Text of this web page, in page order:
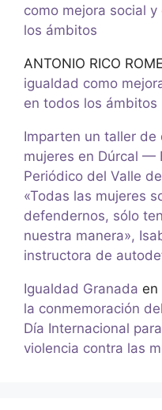
como mejora social
los ámbitos
ANTONIO RICO
igualdad como
en todos los ámbitos
Imparten un taller de
mujeres en Dúrcal —
Periódico del Valle
«Todas las mujeres
defendernos, sólo
nuestra manera»,
instructora de
Igualdad Granada en
la conmemoración
Día Internacional
violencia contra las